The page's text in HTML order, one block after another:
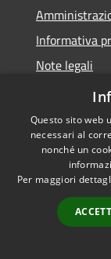
Informativa
Note legali
Accessibilità
Questo sito web
necessari al
nonché un
Per maggiori